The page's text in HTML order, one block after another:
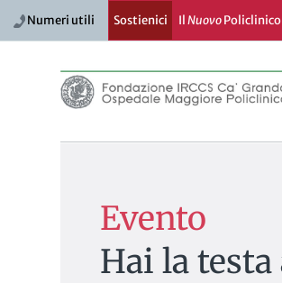
Numeri utili Sostienici IlNuovoPoliclinico
Evento
Hai la testa